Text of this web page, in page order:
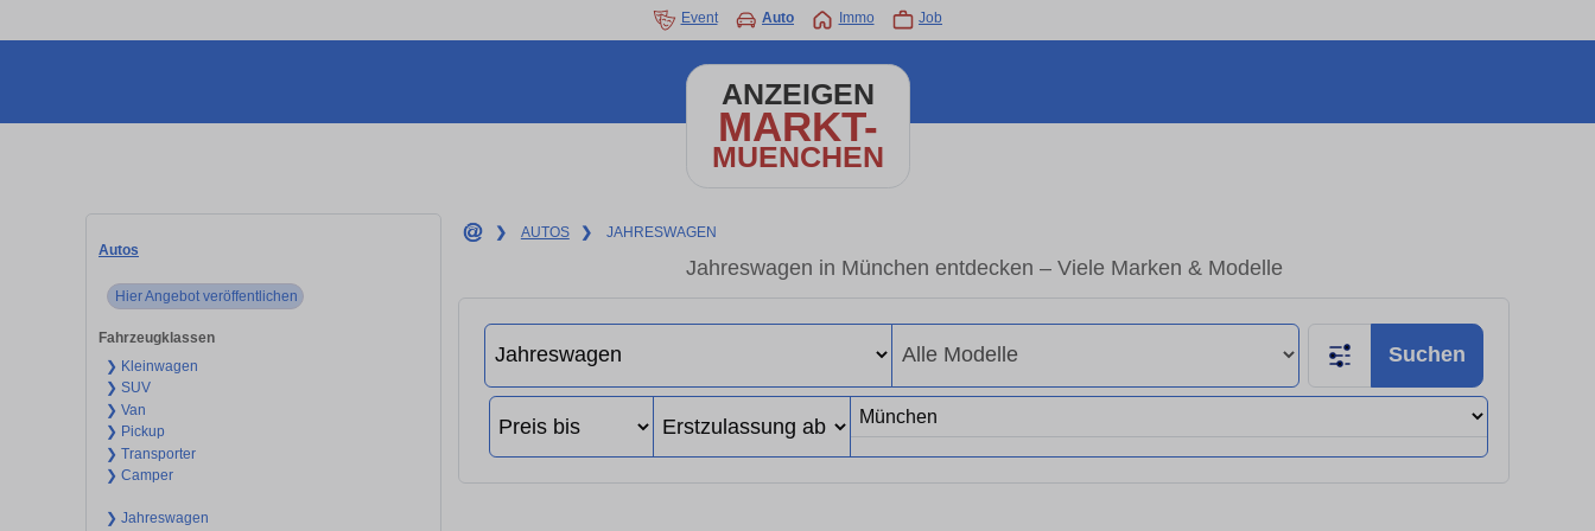
Event Auto Immo Job
ANZEIGEN
MARKT-
MUENCHEN
Autos
Hier Angebot veröffentlichen
Fahrzeugklassen
❯ Kleinwagen
❯ SUV
❯ Van
❯ Pickup
❯ Transporter
❯ Camper
❯ Jahreswagen
❯ AUTOS ❯ JAHRESWAGEN
Jahreswagen in München entdecken – Viele Marken & Modelle
Suchen